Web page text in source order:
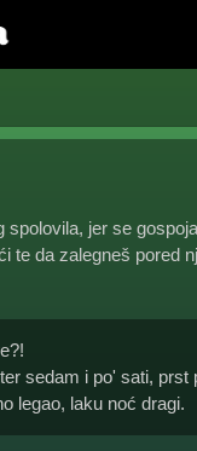
spolovila, jer se
te da zalegneš pored
sedam i po' sati, prst
legao, laku noć dragi.